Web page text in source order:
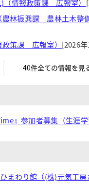
（情報政策課 広報室）
林振興課 農林土木整備
策課 広報室） [2026
40件全ての情報を見
』参加者募集（生涯
まわり館（(株)元気工